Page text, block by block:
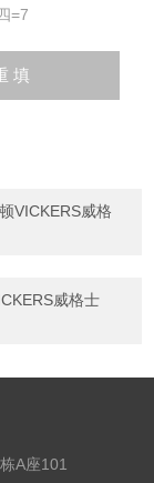
=7
VICKERS威格
威格士
A座101